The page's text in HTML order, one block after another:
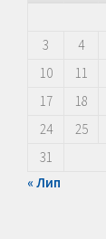
3
4
10
11
17
18
24
25
31
« Лип